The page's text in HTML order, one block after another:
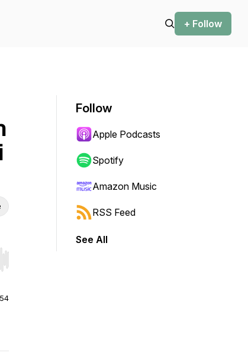
+ Follow
Hold shift to jump forward or backward.
Follow
Apple Podcasts
Spotify
Amazon Music
RSS Feed
See All